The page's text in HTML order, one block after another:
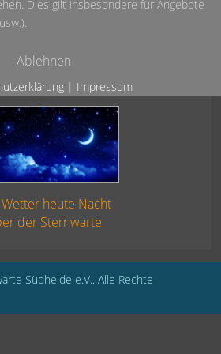
Wetter heute Nacht
der Sternwarte
Südheide e.V.. Alle Rechte
Dies gilt insbesondere für Angebote
Ablehnen
| Impressum